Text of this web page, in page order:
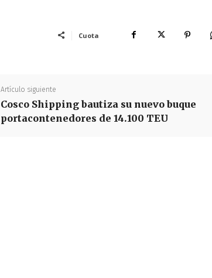
Cuota
Artículo siguiente
Cosco Shipping bautiza su nuevo buque
portacontenedores de 14.100 TEU